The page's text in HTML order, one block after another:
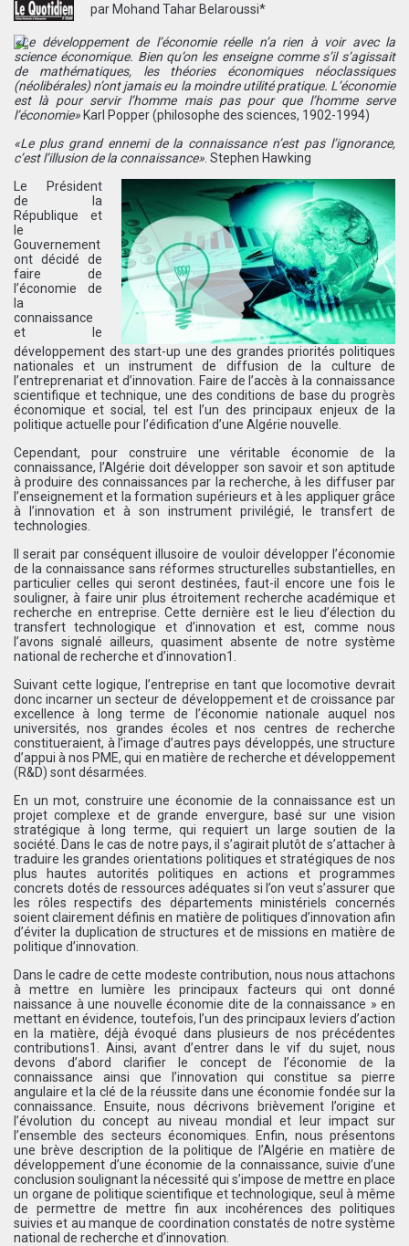
par Mohand Tahar Belaroussi*
«Le développement de l’économie réelle n’a rien à voir avec la
science économique. Bien qu’on les enseigne comme s’il s’agissait
de mathématiques, les théories économiques néoclassiques
(néolibérales) n’ont jamais eu la moindre utilité pratique. L’économie
est là pour servir l’homme mais pas pour que l’homme serve
l’économie» Karl Popper (philosophe des sciences, 1902-1994)
«Le plus grand ennemi de la connaissance n’est pas l’ignorance,
c’est l’illusion de la connaissance» . Stephen Hawking
Le Président
de la
République et
le
Gouvernement
ont décidé de
faire de
l’économie de
la
connaissance
et le
développement des start-up une des grandes priorités politiques
nationales et un instrument de diffusion de la culture de
l’entreprenariat et d’innovation. Faire de l’accès à la connaissance
scientifique et technique, une des conditions de base du progrès
économique et social, tel est l’un des principaux enjeux de la
politique actuelle pour l’édification d’une Algérie nouvelle.
Cependant, pour construire une véritable économie de la
connaissance, l’Algérie doit développer son savoir et son aptitude
à produire des connaissances par la recherche, à les diffuser par
l’enseignement et la formation supérieurs et à les appliquer grâce
à l’innovation et à son instrument privilégié, le transfert de
technologies.
Il serait par conséquent illusoire de vouloir développer l’économie
de la connaissance sans réformes structurelles substantielles, en
particulier celles qui seront destinées, faut-il encore une fois le
souligner, à faire unir plus étroitement recherche académique et
recherche en entreprise. Cette dernière est le lieu d’élection du
transfert technologique et d’innovation et est, comme nous
l’avons signalé ailleurs, quasiment absente de notre système
national de recherche et d’innovation1.
Suivant cette logique, l’entreprise en tant que locomotive devrait
donc incarner un secteur de développement et de croissance par
excellence à long terme de l’économie nationale auquel nos
universités, nos grandes écoles et nos centres de recherche
constitueraient, à l’image d’autres pays développés, une structure
d’appui à nos PME, qui en matière de recherche et développement
(R&D) sont désarmées.
En un mot, construire une économie de la connaissance est un
projet complexe et de grande envergure, basé sur une vision
stratégique à long terme, qui requiert un large soutien de la
société. Dans le cas de notre pays, il s’agirait plutôt de s’attacher à
traduire les grandes orientations politiques et stratégiques de nos
plus hautes autorités politiques en actions et programmes
concrets dotés de ressources adéquates si l’on veut s’assurer que
les rôles respectifs des départements ministériels concernés
soient clairement définis en matière de politiques d’innovation afin
d’éviter la duplication de structures et de missions en matière de
politique d’innovation.
Dans le cadre de cette modeste contribution, nous nous attachons
à mettre en lumière les principaux facteurs qui ont donné
naissance à une nouvelle économie dite de la connaissance » en
mettant en évidence, toutefois, l’un des principaux leviers d’action
en la matière, déjà évoqué dans plusieurs de nos précédentes
contributions1. Ainsi, avant d’entrer dans le vif du sujet, nous
devons d’abord clarifier le concept de l’économie de la
connaissance ainsi que l’innovation qui constitue sa pierre
angulaire et la clé de la réussite dans une économie fondée sur la
connaissance. Ensuite, nous décrivons brièvement l’origine et
l’évolution du concept au niveau mondial et leur impact sur
l’ensemble des secteurs économiques. Enfin, nous présentons
une brève description de la politique de l’Algérie en matière de
développement d’une économie de la connaissance, suivie d’une
conclusion soulignant la nécessité qui s’impose de mettre en place
un organe de politique scientifique et technologique, seul à même
de permettre de mettre fin aux incohérences des politiques
suivies et au manque de coordination constatés de notre système
national de recherche et d’innovation.